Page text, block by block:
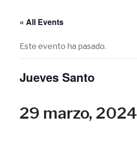
« All Events
Este evento ha pasado.
Jueves Santo
29 marzo, 2024